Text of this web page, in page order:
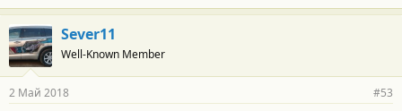
Sever11
Well-Known Member
2 Май 2018 #53